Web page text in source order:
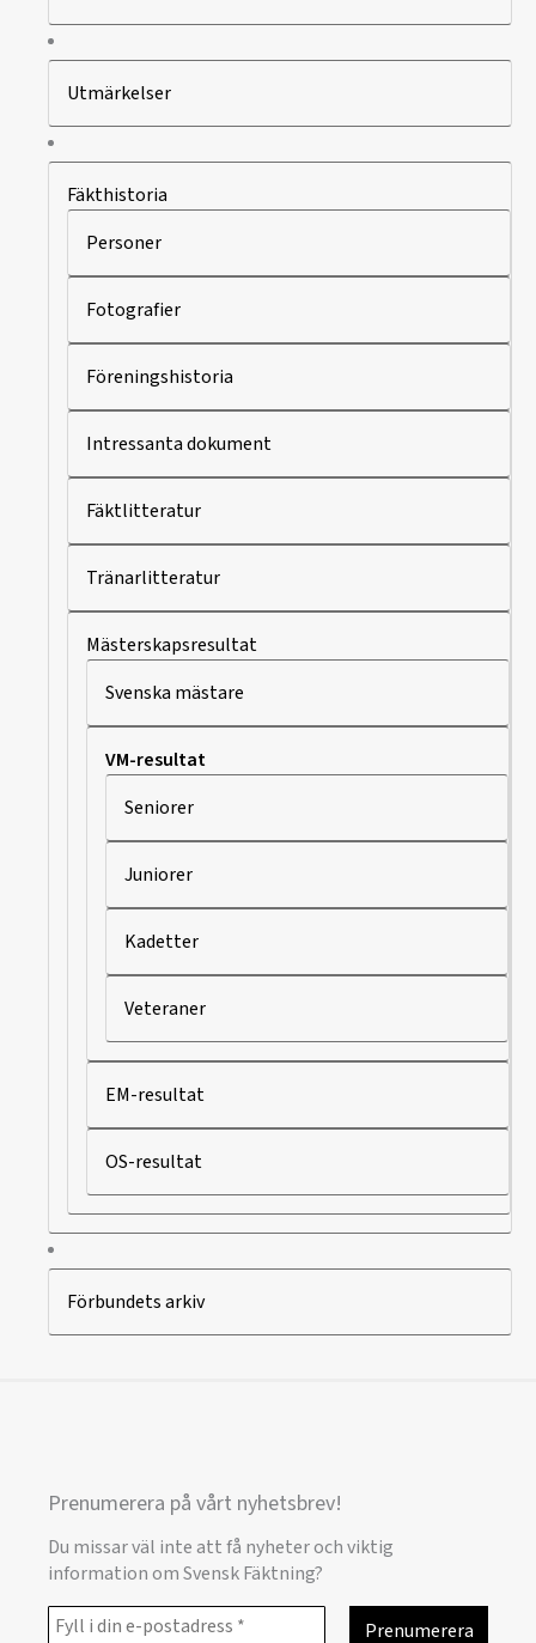
Utmärkelser
Fäkthistoria
Personer
Fotografier
Föreningshistoria
Intressanta dokument
Fäktlitteratur
Tränarlitteratur
Mästerskapsresultat
Svenska mästare
VM-resultat
Seniorer
Juniorer
Kadetter
Veteraner
EM-resultat
OS-resultat
Förbundets arkiv
Prenumerera på vårt nyhetsbrev!
Du missar väl inte att få nyheter och viktig
information om Svensk Fäktning?